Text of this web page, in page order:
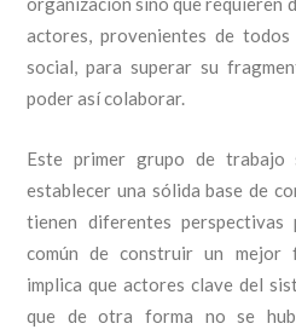
actores, provenientes de
social, para superar su
poder así colaborar.
Este primer grupo de
establecer una sólida base de
tienen diferentes perspectivas
común de construir un mejor
implica que actores clave del
que de otra forma no se